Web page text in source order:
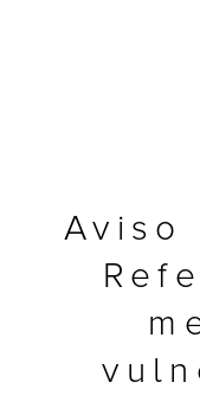
Multifuncionales
Aviso